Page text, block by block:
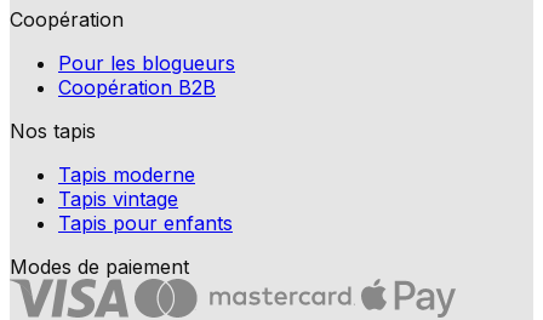
Coopération
Pour les blogueurs
Coopération B2B
Nos tapis
Tapis moderne
Tapis vintage
Tapis pour enfants
Modes de paiement